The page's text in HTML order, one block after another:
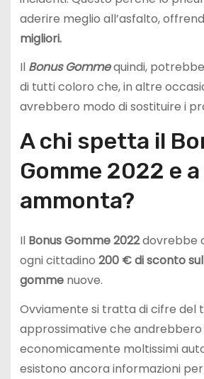
aderire meglio all’asfalto,
migliori.
Il Bonus Gommequindi,
di tutti coloro che, in altre
avrebbero modo di sostituire i
A chi spetta il
Gomme 2022 e
ammonta?
Il Bonus Gomme 2022dovrebbe
ogni cittadino 200 € di sconto
gommenuove.
Ovviamente si tratta di cifre del
approssimative che
economicamente moltissimi
esistono ancora informazioni